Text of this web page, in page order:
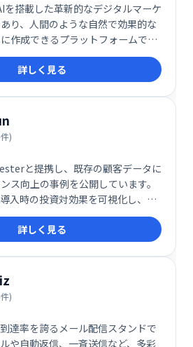
搭載した革新的なデジタルマーケ
り、人間のような自然で効果的な
作成できるプラットフォームで
ールは、企業やマーケターが効率的
ツを作成・管理できるように設計
えや要約、トーン調整など、コン
機能を一元化しています。
詳しく見る
)
と提携し、既存の顧客データに
ス向上の事例を公開しています。
入時の投資対効果を可視化し、信
。
詳しく見る
)
達率を誇るメール配信スタンドで
や自動返信、一斉送信など、多彩